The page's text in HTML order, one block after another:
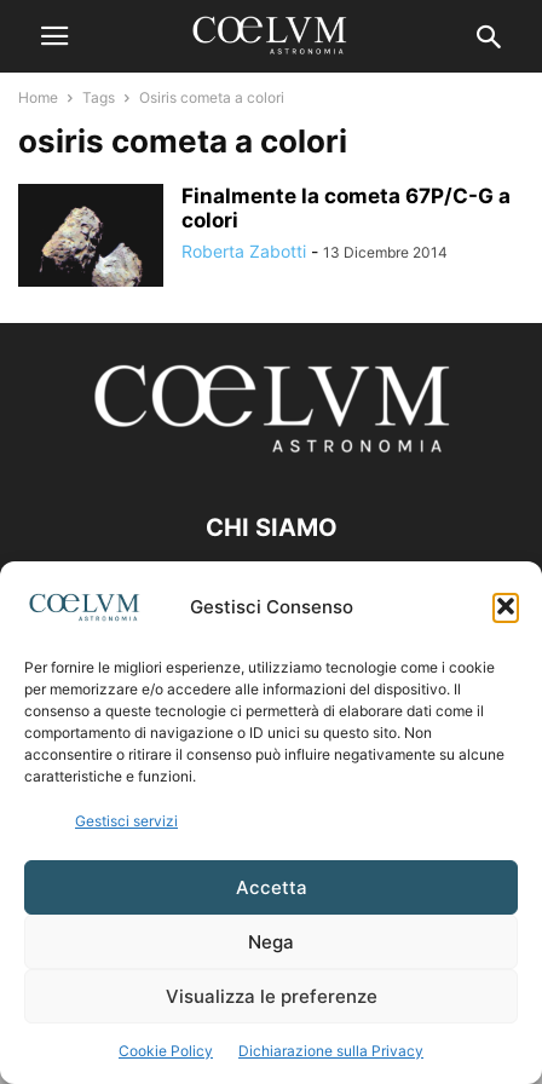
Gestisci Consenso
Per fornire le migliori esperienze, utilizziamo tecnologie come i cookie
per memorizzare e/o accedere alle informazioni del dispositivo. Il
consenso a queste tecnologie ci permetterà di elaborare dati come il
comportamento di navigazione o ID unici su questo sito. Non
acconsentire o ritirare il consenso può influire negativamente su alcune
caratteristiche e funzioni.
Gestisci servizi
Accetta
Nega
Visualizza le preferenze
Cookie Policy Dichiarazione sulla Privacy
Home Tags Osiris cometa a colori
osiris cometa a colori
Finalmente la cometa 67P/C-G a
colori
Roberta Zabotti - 13 Dicembre 2014
CHI SIAMO
Contattaci:coelumastro@coelum.com
SEGUICI